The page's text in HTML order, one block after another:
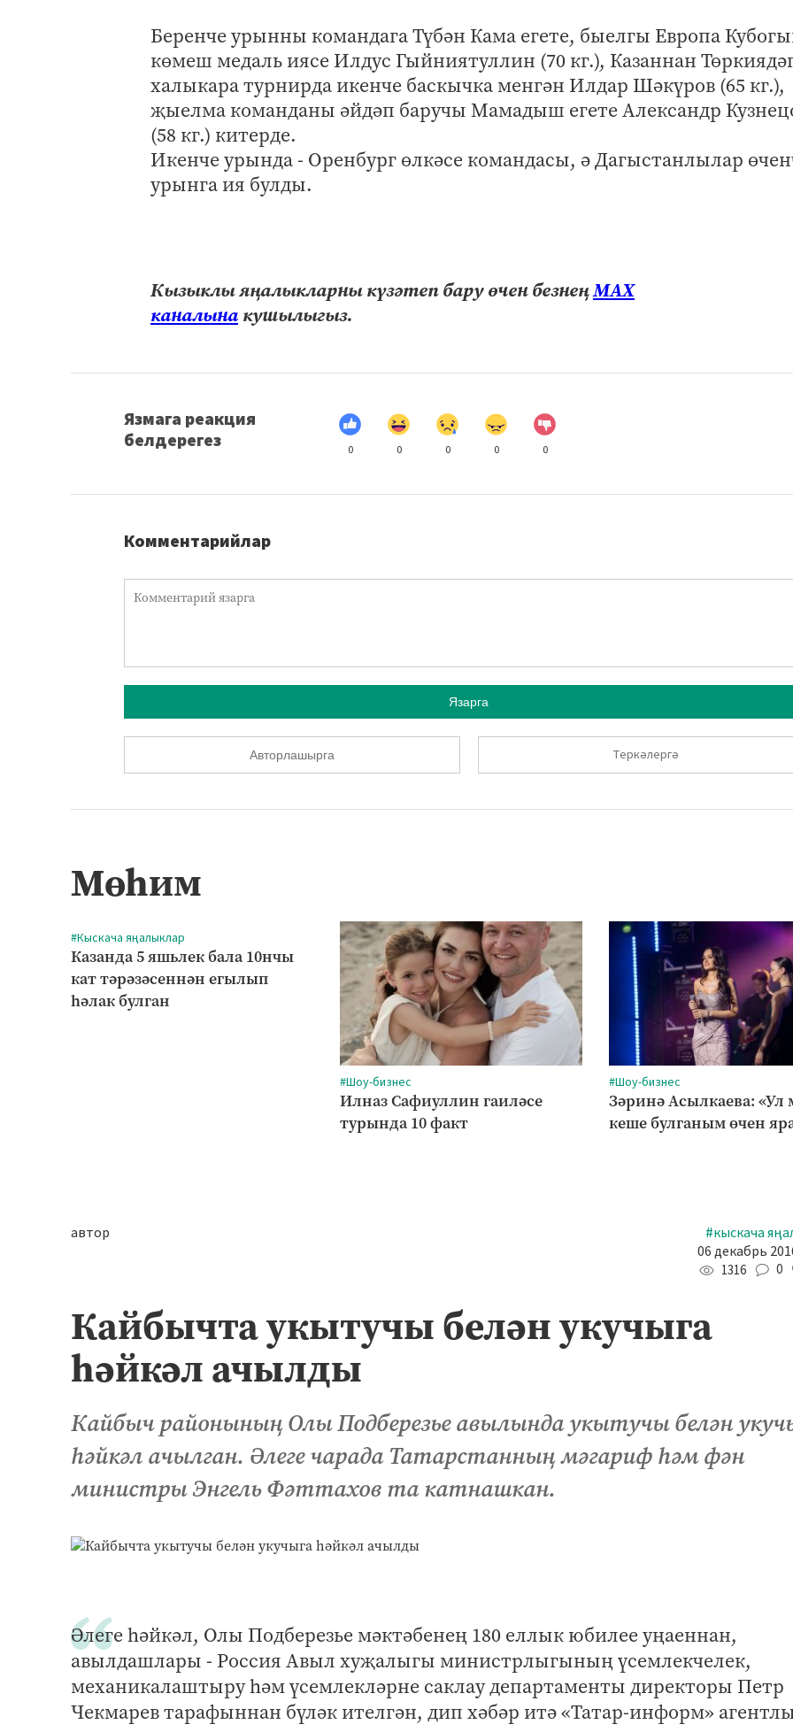
Беренче урынны командага Түбән Кама егете, быелгы Европа
көмеш медаль иясе Илдус Гыйниятуллин (70 кг.), Казаннан
халыкара турнирда икенче баскычка менгән Илдар Шәкүров (65 кг.),
җыелма команданы әйдәп баручы Мамадыш егете Александр
(58 кг.) китерде.
Икенче урында - Оренбург өлкәсе командасы, ә Дагыстанлылар
урынга ия булды.
Кызыклы яңалыкларны күзәтеп бару өчен безнеңМАХ
каналына кушылыгыз.
Язмага реакция
белдерегез
0 0 0 0 0
Комментарийлар
Язарга
Авторлашырга Теркәлергә
Мөһим
#Кыскача яңалыклар
Казанда 5 яшьлек бала 10нчы
кат тәрәзәсеннән егылып
һәлак булган
#Шоу-бизнес
Илназ Сафиуллин гаиләсе
турында 10 факт
#Шоу-бизнес
Зәринә Асылкаева: «Ул
кеше булганым өчен
автор
#кыскача
06 декабрь
1316 0
Кайбычта укытучы белән укучыга
һәйкәл ачылды
Кайбыч районының Олы Подберезье авылында укытучы белән
һәйкәл ачылган. Әлеге чарада Татарстанның мәгариф һәм фән
министры Энгель Фәттахов та катнашкан.
Әлеге һәйкәл, Олы ­Подберезье мәктәбенең 180 еллык юбилее уңаеннан,
авылдашлары - Россия Авыл хуҗалыгы министрлыгының үсемлекчелек,
механикалаштыру һәм үсемлекләрне саклау департаменты директоры Петр
Чекмарев тарафыннан бүләк ителгән, дип хәбәр итә «Татар-информ»